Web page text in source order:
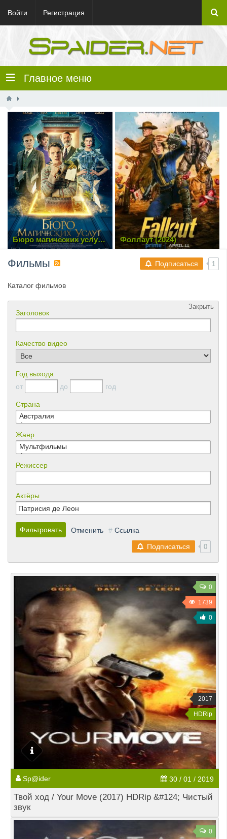
Войти Регистрация
Главное меню
Бюро магических услуг
(2023)
Фоллаут (2024)
Подписаться 1
Фильмы
Каталог фильмов
Закрыть
Заголовок
Качество видео
Год выхода
от
до год
Страна
Жанр
Режиссер
Актёры
Фильтровать Отменить # Ссылка
Подписаться
0
0
1739
0
2017
HDRip
Sp@ider 30 / 01 / 2019
Твой ход / Your Move (2017) HDRip &#124; Чистый
звук
0